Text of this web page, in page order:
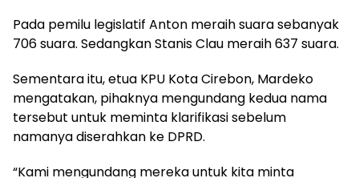
Pada pemilu legislatif Anton meraih suara sebanyak
706 suara. Sedangkan Stanis Clau meraih 637 suara.
Sementara itu, etua KPU Kota Cirebon, Mardeko
mengatakan, pihaknya mengundang kedua nama
tersebut untuk meminta klarifikasi sebelum
namanya diserahkan ke DPRD.
“Kami mengundang mereka untuk kita minta